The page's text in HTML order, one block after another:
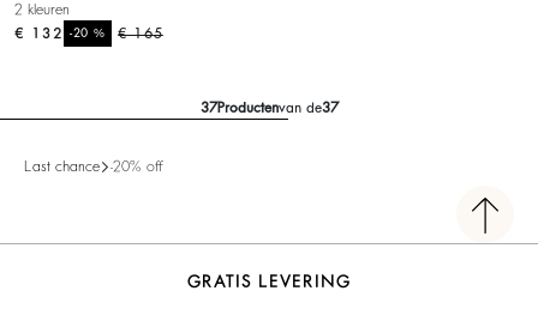
2 kleuren
€ 165
-20%
€ 132
37Productenvan de37
Last chance -20% off
GRATIS LEVERING